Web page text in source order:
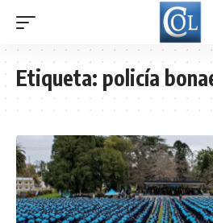
Etiqueta:policía